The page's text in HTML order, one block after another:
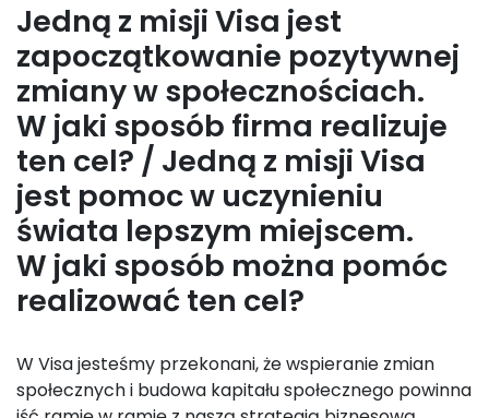
Jedną z misji Visa jest
zapoczątkowanie pozytywnej
zmiany w społecznościach.
W jaki sposób firma realizuje
ten cel? / Jedną z misji Visa
jest pomoc w uczynieniu
świata lepszym miejscem.
W jaki sposób można pomóc
realizować ten cel?
W Visa jesteśmy przekonani, że wspieranie zmian
społecznych i budowa kapitału społecznego powinna